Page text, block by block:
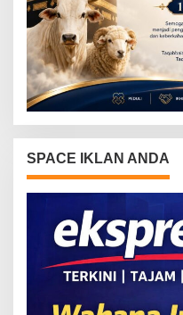
SPACE IKLAN ANDA